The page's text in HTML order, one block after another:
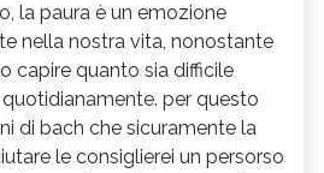
la paura è un emozione
nella nostra vita, nonostante
capire quanto sia difficile
per questo
di bach che sicuramente la
le consiglierei un persorso